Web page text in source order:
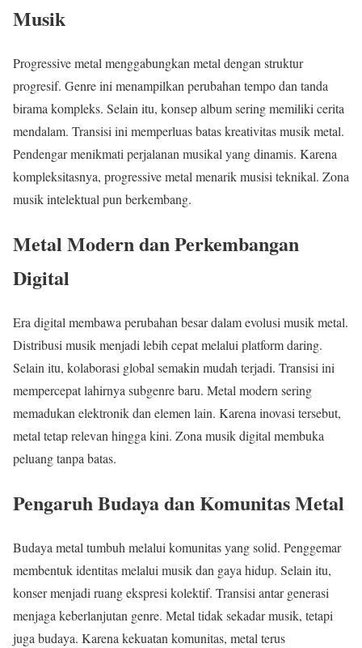
Musik
Progressive metal menggabungkan metal dengan struktur
progresif. Genre ini menampilkan perubahan tempo dan tanda
birama kompleks. Selain itu, konsep album sering memiliki cerita
mendalam. Transisi ini memperluas batas kreativitas musik metal.
Pendengar menikmati perjalanan musikal yang dinamis. Karena
kompleksitasnya, progressive metal menarik musisi teknikal. Zona
musik intelektual pun berkembang.
Metal Modern dan Perkembangan
Digital
Era digital membawa perubahan besar dalam evolusi musik metal.
Distribusi musik menjadi lebih cepat melalui platform daring.
Selain itu, kolaborasi global semakin mudah terjadi. Transisi ini
mempercepat lahirnya subgenre baru. Metal modern sering
memadukan elektronik dan elemen lain. Karena inovasi tersebut,
metal tetap relevan hingga kini. Zona musik digital membuka
peluang tanpa batas.
Pengaruh Budaya dan Komunitas Metal
Budaya metal tumbuh melalui komunitas yang solid. Penggemar
membentuk identitas melalui musik dan gaya hidup. Selain itu,
konser menjadi ruang ekspresi kolektif. Transisi antar generasi
menjaga keberlanjutan genre. Metal tidak sekadar musik, tetapi
juga budaya. Karena kekuatan komunitas, metal terus